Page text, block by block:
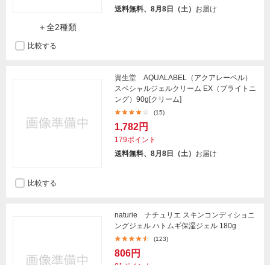
＋全2種類
送料無料、8月8日（土） お届け
比較する
資生堂 AQUALABEL（アクアレーベル）
スペシャルジェルクリーム EX（ブライトニ
ング）90g[クリーム]
(15)
1,782円
179ポイント
送料無料、8月8日（土） お届け
比較する
naturie ナチュリエ スキンコンディショニ
ングジェル ハトムギ保湿ジェル 180g
(123)
806円